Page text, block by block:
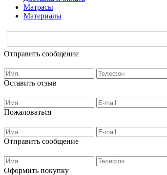
Матрасы
Материалы
Отправить сообщение
Оставить отзыв
Пожаловаться
Отправить сообщение
Оформить покупку